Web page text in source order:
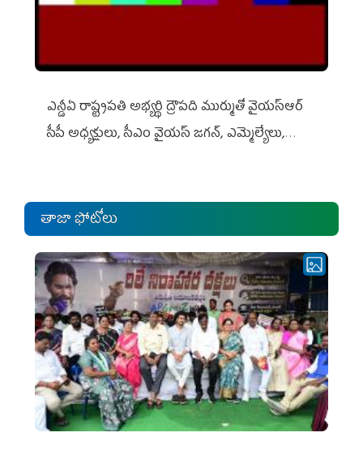
ఎన్డీఏ రాష్ట్ర‌ప‌తి అభ్య‌ర్థి ద్రౌప‌ది ముర్ముతో వైయ‌స్ఆర్
సీపీ అధ్య‌క్షులు, సీఎం వైయ‌స్ జ‌గ‌న్, ఎమ్మెల్యేలు,
తాజా ఫోటోలు